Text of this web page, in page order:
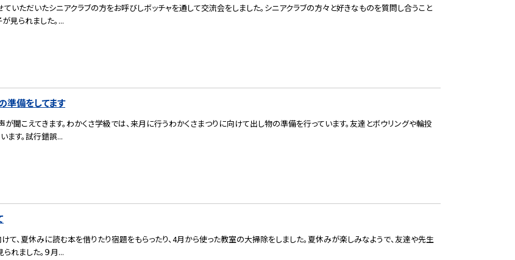
ていただいたシニアクラブの方をお呼びしボッチャを通して交流会をしました。シニアクラブの方々と好きなものを質問し合うこと
見られました。...
準備をしてます
聞こえてきます。わかくさ学級では、来月に行うわかくさまつりに向けて出し物の準備を行っています。友達とボウリングや輪投
ます。試行錯誤...
て、夏休みに読む本を借りたり宿題をもらったり、4月から使った教室の大掃除をしました。夏休みが楽しみなようで、友達や先生
れました。９月...